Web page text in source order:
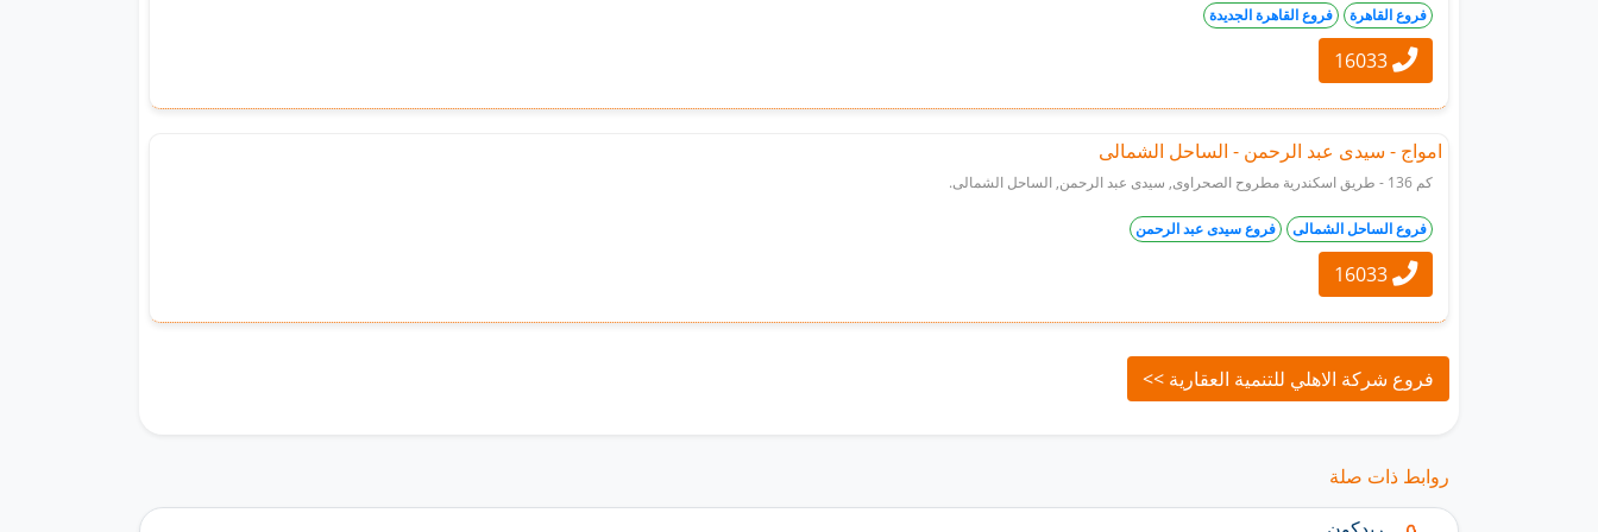
فروع القاهرة فروع القاهرة الجديدة
امواج - سيدى عبد الرحمن - الساحل الشمالى
كم 136 - طريق اسكندرية مطروح الصحراوى, سيدى عبد الرحمن, الساحل الشمالى.
فروع الساحل الشمالى فروع سيدى عبد الرحمن
فروع شركة الاهلي للتنمية العقارية >>
روابط ذات صلة